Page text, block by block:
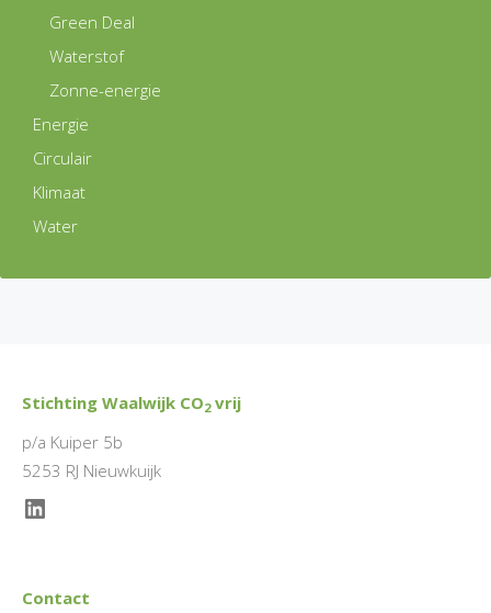
Green Deal
Waterstof
Zonne-energie
Energie
Circulair
Klimaat
Water
Stichting Waalwijk CO2vrij
p/a Kuiper 5b
5253 RJ Nieuwkuijk
LinkedIn
Contact